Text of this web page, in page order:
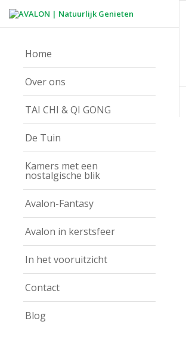
Home
Over ons
TAI CHI & QI GONG
De Tuin
Kamers met een
nostalgische blik
Avalon-Fantasy
Avalon in kerstsfeer
In het vooruitzicht
Contact
Blog